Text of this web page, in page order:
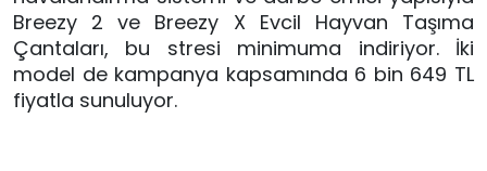
Breezy 2 ve Breezy X Evcil Hayvan Taşıma
Çantaları, bu stresi minimuma indiriyor. İki
model de kampanya kapsamında 6 bin 649 TL
fiyatla sunuluyor.